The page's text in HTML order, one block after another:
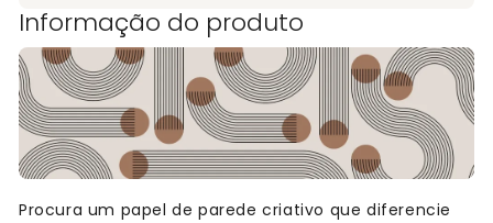
Informação do produto
Procura um papel de parede criativo que diferencie